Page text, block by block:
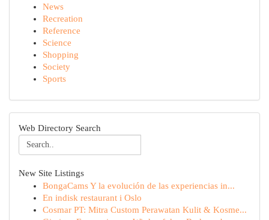
News
Recreation
Reference
Science
Shopping
Society
Sports
Web Directory Search
New Site Listings
BongaCams Y la evolución de las experiencias in...
En indisk restaurant i Oslo
Cosmar PT: Mitra Custom Perawatan Kulit & Kosme...